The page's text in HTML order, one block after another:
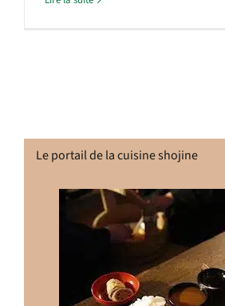
Le portail de la cuisine shojine